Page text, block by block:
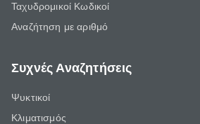
Ταχυδρομικοί Κωδικοί
Αναζήτηση με αριθμό
Συχνές Αναζητήσεις
Ψυκτικοί
Κλιματισμός